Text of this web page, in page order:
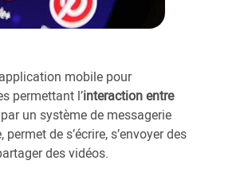
mobile pour
permettant l’interaction entre
par un système de messagerie
de s’écrire, s’envoyer des
des vidéos.